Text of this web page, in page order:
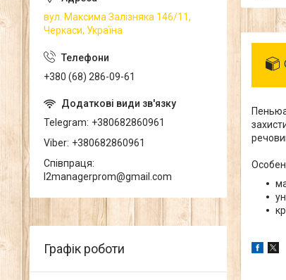
вул. Максима Залізняка 146/11,
Черкаси, Україна
+380 (68) 286-09-61
Telegram +380682860961
Viber +380682860961
Співпраця
l2managerprom@gmail.com
Графік роботи